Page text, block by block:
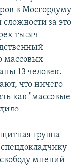
в Мосгордуму
за это
тысяч
массовых
13 человек.
что ничего
как "массовые
группа
мнений